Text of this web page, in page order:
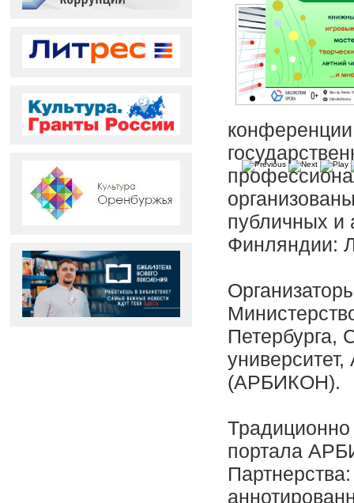
публичных и
Финляндии:
Петербурга,
(АРБИКОН).
портала